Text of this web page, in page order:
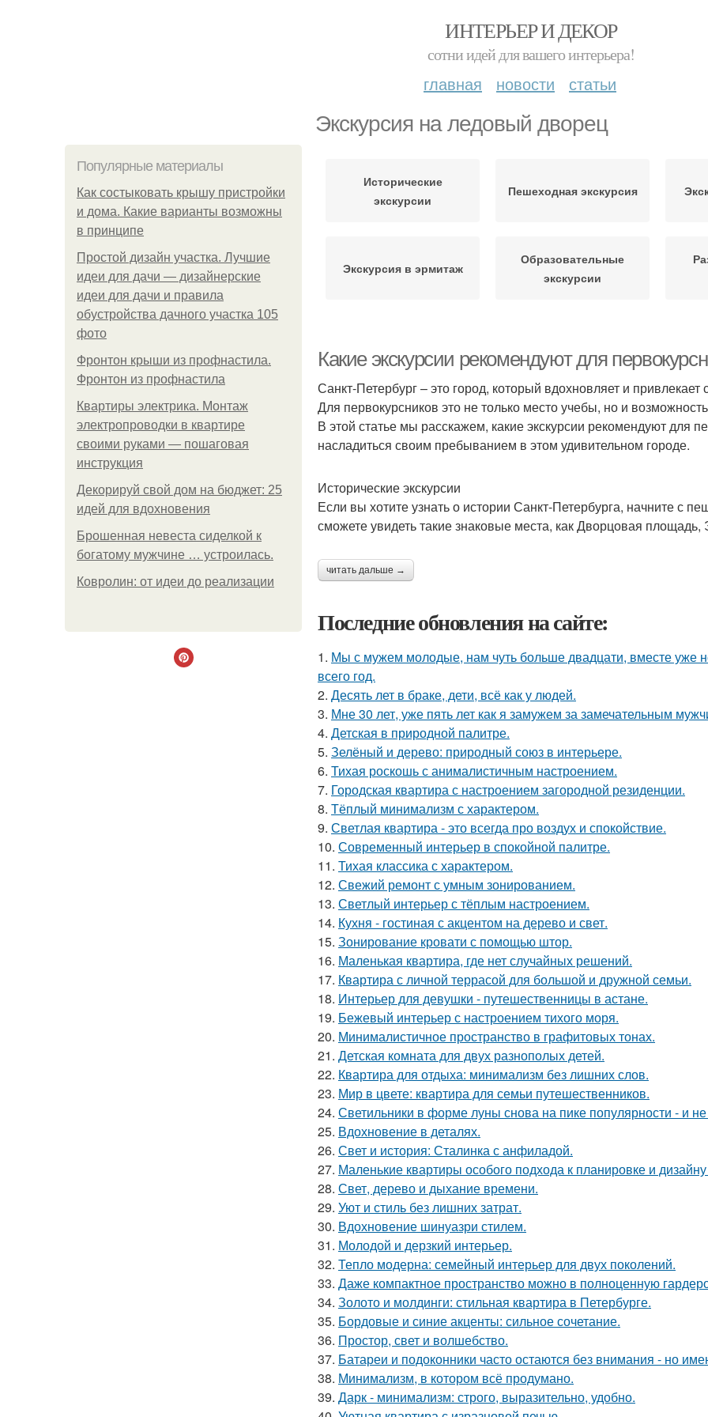
ИНТЕРЬЕР И ДЕКОР
сотни идей для вашего интерьера!
главная новости статьи
Экскурсия на ледовый дворец
Популярные материалы
Как состыковать крышу пристройки
и дома. Какие варианты возможны
в принципе
Простой дизайн участка. Лучшие
идеи для дачи — дизайнерские
идеи для дачи и правила
обустройства дачного участка 105
фото
Фронтон крыши из профнастила.
Фронтон из профнастила
Квартиры электрика. Монтаж
электропроводки в квартире
своими руками — пошаговая
инструкция
Декорируй свой дом на бюджет: 25
идей для вдохновения
Брошенная невеста сиделкой к
богатому мужчине … устроилась.
Ковролин: от идеи до реализации
Исторические
экскурсии
Пешеходная экскурсия
Экскурсия в эрмитаж
Образовательные
экскурсии
Какие экскурсии рекомендуют для
Санкт-Петербург – это город, который вдохновляет и
Для первокурсников это не только место учебы, но и
В этой статье мы расскажем, какие экскурсии рекомендуют для
насладиться своим пребыванием в этом удивительном городе.
Исторические экскурсии
Если вы хотите узнать о истории Санкт-Петербурга, начните с
сможете увидеть такие знаковые места, как Дворцовая
читать дальше →
Последние обновления на сайте:
1. Мы с мужем молодые, нам чуть больше двадцати, вместе уже
всего год.
2. Десять лет в браке, дети, всё как у людей.
3. Мне 30 лет, уже пять лет как я замужем за замечательным
4. Детская в природной палитре.
5. Зелёный и дерево: природный союз в интерьере.
6. Тихая роскошь с анималистичным настроением.
7. Городская квартира с настроением загородной резиденции.
8. Тёплый минимализм с характером.
9. Светлая квартира - это всегда про воздух и спокойствие.
10. Современный интерьер в спокойной палитре.
11. Тихая классика с характером.
12. Свежий ремонт с умным зонированием.
13. Светлый интерьер с тёплым настроением.
14. Кухня - гостиная с акцентом на дерево и свет.
15. Зонирование кровати с помощью штор.
16. Маленькая квартира, где нет случайных решений.
17. Квартира с личной террасой для большой и дружной семьи.
18. Интерьер для девушки - путешественницы в астане.
19. Бежевый интерьер с настроением тихого моря.
20. Минималистичное пространство в графитовых тонах.
21. Детская комната для двух разнополых детей.
22. Квартира для отдыха: минимализм без лишних слов.
23. Мир в цвете: квартира для семьи путешественников.
24. Светильники в форме луны снова на пике популярности - и не
25. Вдохновение в деталях.
26. Свет и история: Сталинка с анфиладой.
27. Маленькие квартиры особого подхода к планировке и
28. Свет, дерево и дыхание времени.
29. Уют и стиль без лишних затрат.
30. Вдохновение шинуазри стилем.
31. Молодой и дерзкий интерьер.
32. Тепло модерна: семейный интерьер для двух поколений.
33. Даже компактное пространство можно в полноценную
34. Золото и молдинги: стильная квартира в Петербурге.
35. Бордовые и синие акценты: сильное сочетание.
36. Простор, свет и волшебство.
37. Батареи и подоконники часто остаются без внимания - но
38. Минимализм, в котором всё продумано.
39. Дарк - минимализм: строго, выразительно, удобно.